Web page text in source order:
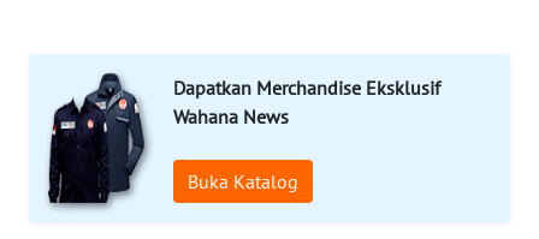
Dapatkan Merchandise Eksklusif
Wahana News
Buka Katalog
Media
WAHANA
NEWS
WAHANA